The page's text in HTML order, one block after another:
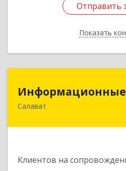
Отправить
Показать
Отправить
Назад
Информационные
Салават
Клиентов на